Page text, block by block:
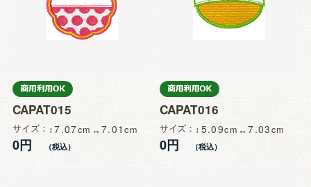
CAPAT015
サイズ 7.07 7.01
0円
CAPAT016
サイズ 5.09 7.03
0円